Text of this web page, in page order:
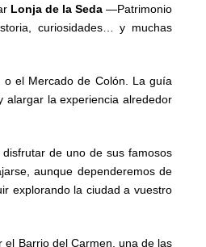
Lonja de la Seda —Patrimonio
curiosidades… y muchas
el Mercado de Colón. La guía
alargar la experiencia alrededor
disfrutar de uno de sus famosos
aunque dependeremos de
explorando la ciudad a vuestro
Barrio del Carmen, una de las